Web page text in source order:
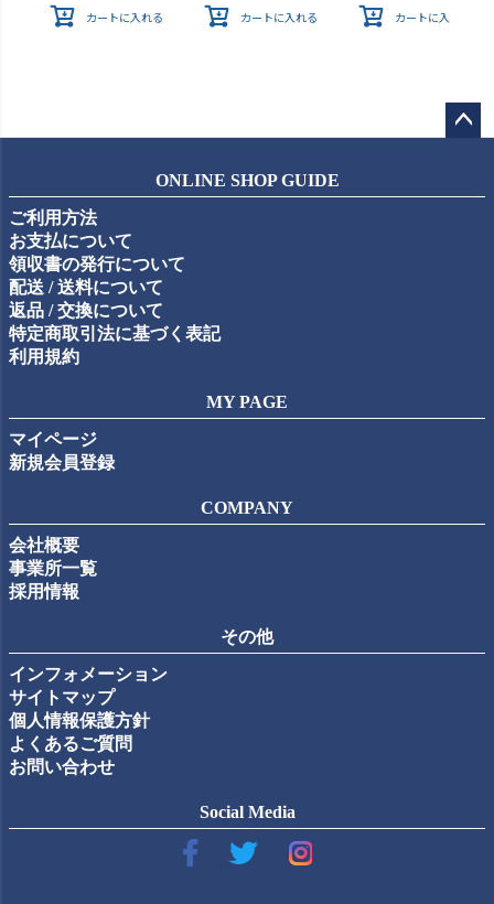
カートに入れる カートに入れる カートに入れる
ップ
ONLINE SHOP GUIDE
ご利用方法
お支払について
領収書の発行について
配送 / 送料について
返品 / 交換について
特定商取引法に基づく表記
利用規約
MY PAGE
マイページ
新規会員登録
COMPANY
会社概要
事業所一覧
採用情報
その他
インフォメーション
サイトマップ
個人情報保護方針
よくあるご質問
お問い合わせ
Social Media